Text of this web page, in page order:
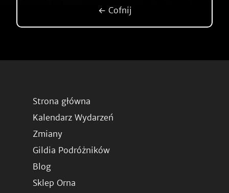
← Cofnij
Strona główna
Kalendarz Wydarzeń
Zmiany
Gildia Podróżników
Blog
Sklep Orna